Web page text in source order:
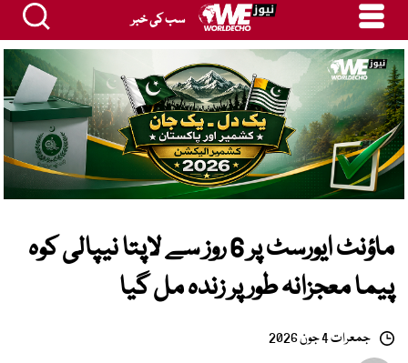
سب کی خبر
ماؤنٹ ایورسٹ پر 6 روز سے لاپتا نیپالی کوہ
پیما معجزانہ طور پر زندہ مل گیا
جمعرات 4 جون 2026